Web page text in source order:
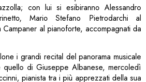
con lui si esibiranno Alessandro
Mario Stefano Pietrodarchi al
al pianoforte, accompagnati da
i grandi recital del panorama musicale
quello di Giuseppe Albanese, mercoledì
pianista tra i più apprezzati della sua